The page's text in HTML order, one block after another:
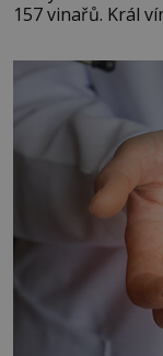
157